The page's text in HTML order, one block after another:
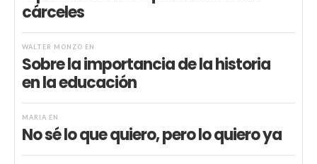
cárceles
WALTER MONZÓ EN
Sobre la importancia de la historia
en la educación
MARIA EN
No sé lo que quiero, pero lo quiero ya